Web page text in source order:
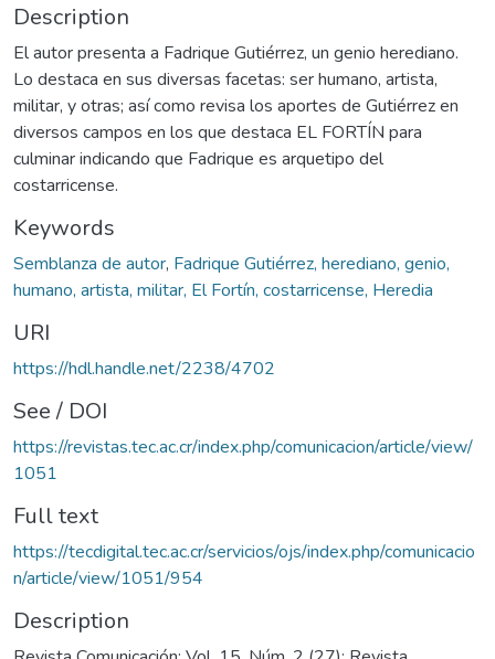
Description
El autor presenta a Fadrique Gutiérrez, un genio herediano.
Lo destaca en sus diversas facetas: ser humano, artista,
militar, y otras; así como revisa los aportes de Gutiérrez en
diversos campos en los que destaca EL FORTÍN para
culminar indicando que Fadrique es arquetipo del
costarricense.
Keywords
Semblanza de autor, Fadrique Gutiérrez, herediano, genio,
humano, artista, militar, El Fortín, costarricense, Heredia
URI
https://hdl.handle.net/2238/4702
See / DOI
https://revistas.tec.ac.cr/index.php/comunicacion/article/view/
1051
Full text
https://tecdigital.tec.ac.cr/servicios/ojs/index.php/comunicacio
n/article/view/1051/954
Description